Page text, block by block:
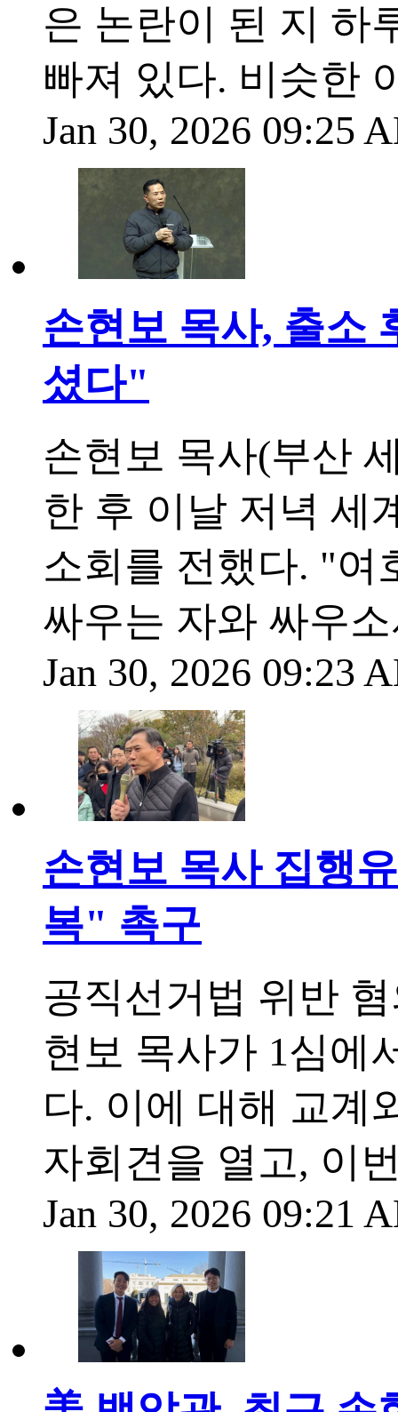
은 논란이 된 지 하
빠져 있다. 비슷한
Jan 30, 2026 09:25
손현보 목사, 출소
셨다"
손현보 목사(부산
한 후 이날 저녁 세
소회를 전했다. "여
싸우는 자와 싸우
Jan 30, 2026 09:23
손현보 목사 집행
복" 촉구
공직선거법 위반
현보 목사가 1심에
다. 이에 대해 교계
자회견을 열고, 이
Jan 30, 2026 09:21